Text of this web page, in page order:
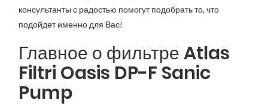
консультанты с радостью помогут подобрать то, что
подойдет именно для Вас!
Главное о фильтре Atlas
Filtri Oasis DP-F Sanic
Pump